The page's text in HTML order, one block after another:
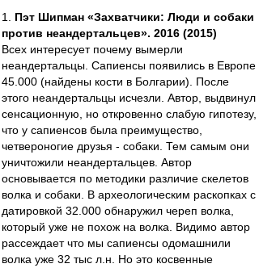
1. Пэт Шипман «Захватчики: Люди и собаки
против неандертальцев». 2016 (2015)
Всех интересует почему вымерли
неандертальцы. Сапиенсы появились в Европе
45.000 (найдены кости в Болгарии). После
этого неандертальцы исчезли. Автор, выдвинул
сенсационную, но откровенно слабую гипотезу,
что у сапиенсов была преимущество,
четвероногие друзья - собаки. Тем самым они
уничтожили неандертальцев. Автор
основывается по методики различие скелетов
волка и собаки. В археологическим раскопках с
датировкой 32.000 обнаружил череп волка,
который уже не похож на волка. Видимо автор
рассеждает что мы сапиенсы одомашнили
волка уже 32 тыс л.н. Но это косвенные